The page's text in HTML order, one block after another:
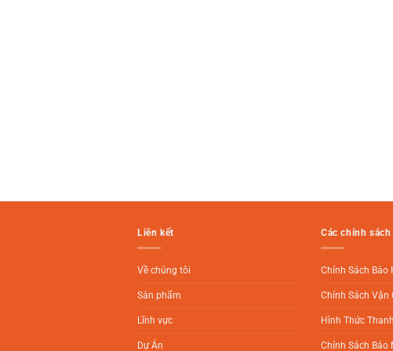
Liên kết
Về chúng tôi
Sản phẩm
Lĩnh vực
Dự Án
Các chính sách
Chính Sách Bảo
Chính Sách Vận
Hình Thức
Chính Sách Bảo